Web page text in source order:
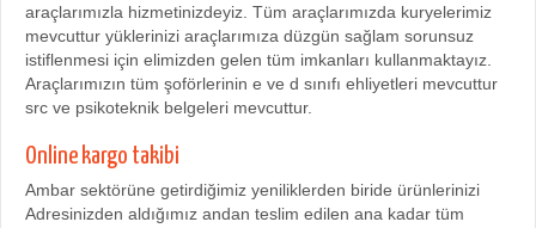
araçlarımızla hizmetinizdeyiz. Tüm araçlarımızda kuryelerimiz
mevcuttur yüklerinizi araçlarımıza düzgün sağlam sorunsuz
istiflenmesi için elimizden gelen tüm imkanları kullanmaktayız.
Araçlarımızın tüm şoförlerinin e ve d sınıfı ehliyetleri mevcuttur
src ve psikoteknik belgeleri mevcuttur.
Online kargo takibi
Ambar sektörüne getirdiğimiz yeniliklerden biride ürünlerinizi
Adresinizden aldığımız andan teslim edilen ana kadar tüm